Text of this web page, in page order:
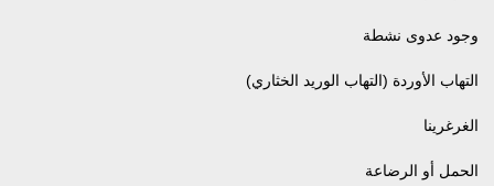
وجود عدوى نشطة
التهاب الأوردة (التهاب الوريد الخثاري)
الغرغرينا
الحمل أو الرضاعة